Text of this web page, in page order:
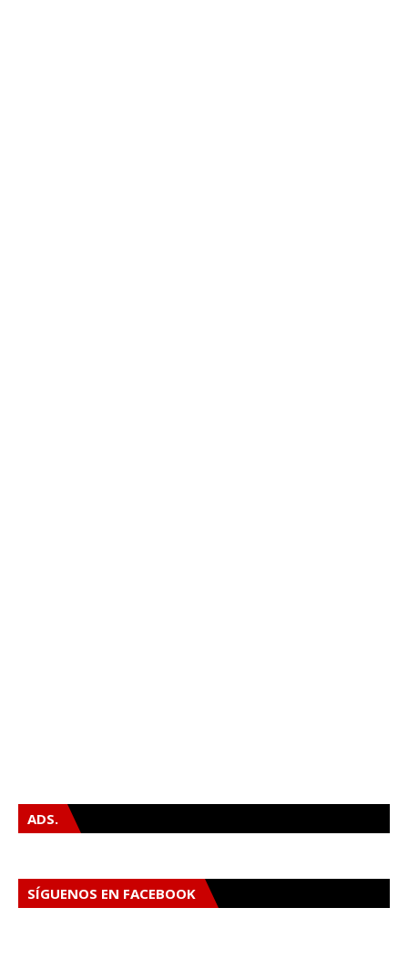
ADS.
SÍGUENOS EN FACEBOOK